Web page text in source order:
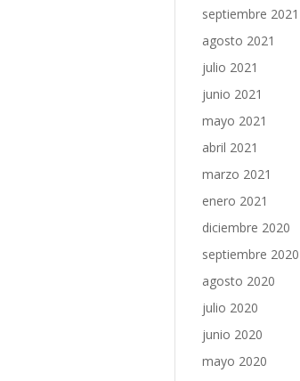
septiembre 2021
agosto 2021
julio 2021
junio 2021
mayo 2021
abril 2021
marzo 2021
enero 2021
diciembre 2020
septiembre 2020
agosto 2020
julio 2020
junio 2020
mayo 2020